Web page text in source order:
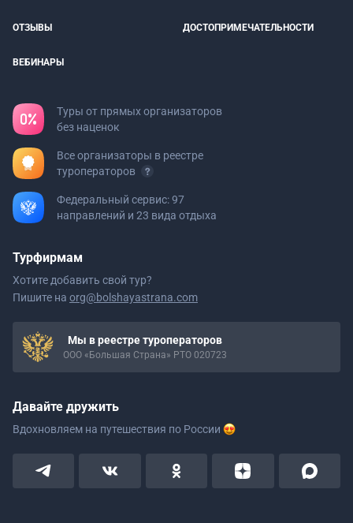
ОТЗЫВЫ ДОСТОПРИМЕЧАТЕЛЬНОСТИ
ВЕБИНАРЫ
Туры от прямых организаторов
без наценок
Все организаторы в реестре
туроператоров
Федеральный сервис: 97
направлений и 23 вида отдыха
Турфирмам
Хотите добавить свой тур?
Пишите на org@bolshayastrana.com
Мы в реестре туроператоров
ООО «Большая Страна» РТО 020723
Давайте дружить
Вдохновляем на путешествия по России